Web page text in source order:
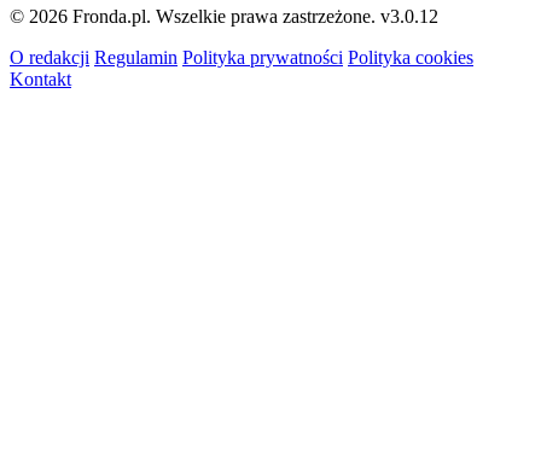
© 2026 Fronda.pl. Wszelkie prawa zastrzeżone. v3.0.12
O redakcji Regulamin Polityka prywatności Polityka cookies
Kontakt